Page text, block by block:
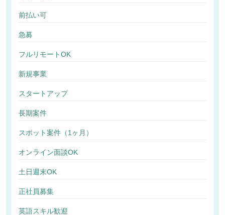
前払い可
急募
フルリモートOK
新規事業
スタートアップ
長期案件
スポット案件（1ヶ月）
オンライン面談OK
土日週末OK
正社員募集
英語スキル歓迎